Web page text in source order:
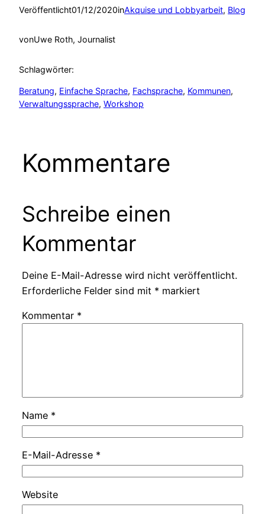
Veröffentlicht01/12/2020inAkquise und Lobbyarbeit, Blog
vonUwe Roth, Journalist
Schlagwörter:
Beratung, Einfache Sprache, Fachsprache, Kommunen
Verwaltungssprache, Workshop
Kommentare
Schreibe einen
Kommentar
Deine E-Mail-Adresse wird nicht veröffentlicht.
Erforderliche Felder sind mit * markiert
Kommentar *
Name *
E-Mail-Adresse *
Website